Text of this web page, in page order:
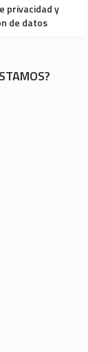
privacidad y
de datos